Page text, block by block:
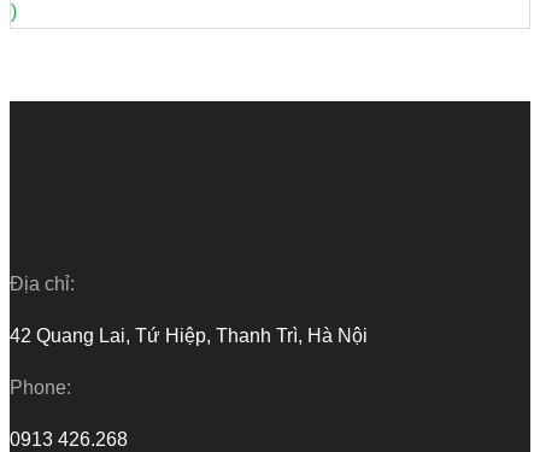
)
Địa chỉ:
42 Quang Lai, Tứ Hiệp, Thanh Trì, Hà Nội
Phone:
0913 426.268